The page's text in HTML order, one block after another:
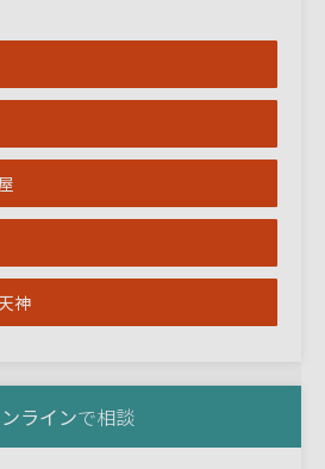
神
ラインで相談